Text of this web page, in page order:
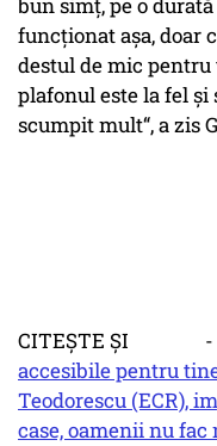
bun simț, pe o
funcționat așa, doar
destul de mic pentru
plafonul este la fel
scumpit mult“, a zis
CITEȘTE
accesibile pentru
Teodorescu (ECR),
case, oamenii nu